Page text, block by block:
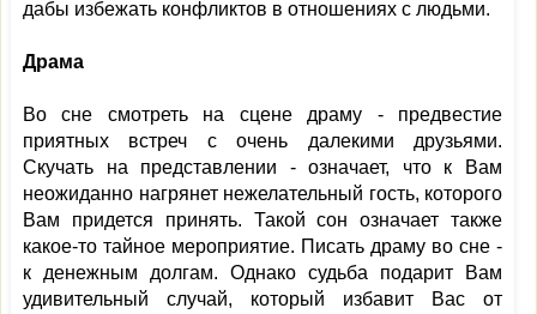
дабы избежать конфликтов в отношениях с людьми.
Драма
Во сне смотреть на сцене драму - предвестие
приятных встреч с очень далекими друзьями.
Скучать на представлении - означает, что к Вам
неожиданно нагрянет нежелательный гость, которого
Вам придется принять. Такой сон означает также
какое-то тайное мероприятие. Писать драму во сне -
к денежным долгам. Однако судьба подарит Вам
удивительный случай, который избавит Вас от